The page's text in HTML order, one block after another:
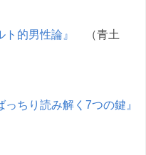
的男性論』
（青土
っちり読み解く7つの鍵』